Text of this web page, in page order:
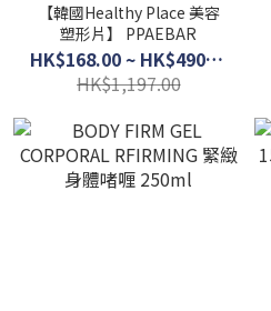
【韓國Healthy Place 美容
塑形片】 PPAEBAR
HK$168.00 ~ HK$490.00
HK$1,197.00